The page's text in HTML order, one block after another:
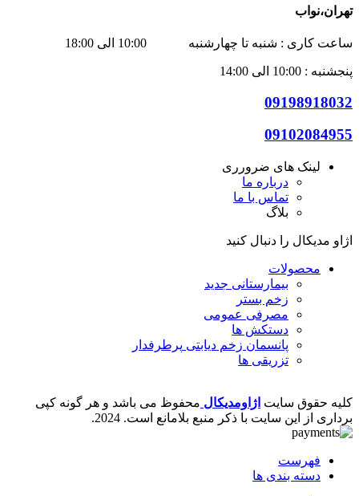
تهران،نواب
ساعت کاری : شنبه تا چهارشنبه 10:00 الی 18:00
پنجشنبه : 10:00 الی 14:00
09198918032
09102084955
لینک های ضرورری
درباره ما
تماس با ما
بلاگ
اژاو مدیکال را دنبال کنید
محصولات
بیمارستانی جدید
زخم بستر
مصرفی عمومی
دستکش ها
پانسمان زخم دیابتی پرطرفدار
تزریقی ها
کلیه حقوق سایت اژاومدیکال محفوظ می باشد و هر گونه کپی
برداری از این سایت با ذکر منبع بلامانع است. 2024.
فهرست
دسته بندی ها